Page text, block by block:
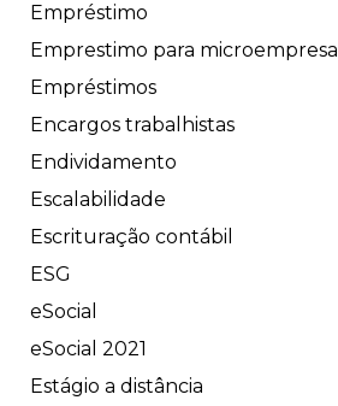
Empréstimo
Emprestimo para microempresa
Empréstimos
Encargos trabalhistas
Endividamento
Escalabilidade
Escrituração contábil
ESG
eSocial
eSocial 2021
Estágio a distância